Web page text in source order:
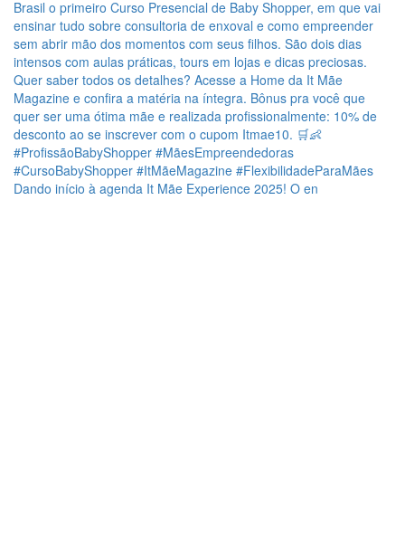
Dando início à agenda It Mãe Experience 2025! O en